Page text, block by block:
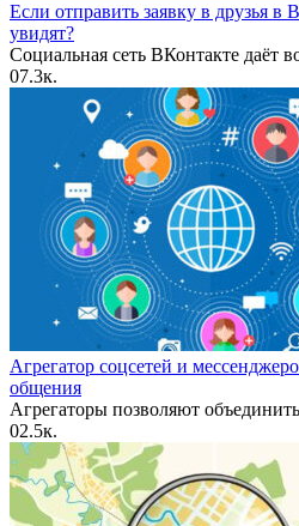
Если отправить заявку в друзья в
увидят?
Социальная сеть ВКонтакте даёт
07.3к.
Агрегатор соцсетей и
общения
Агрегаторы позволяют
02.5к.